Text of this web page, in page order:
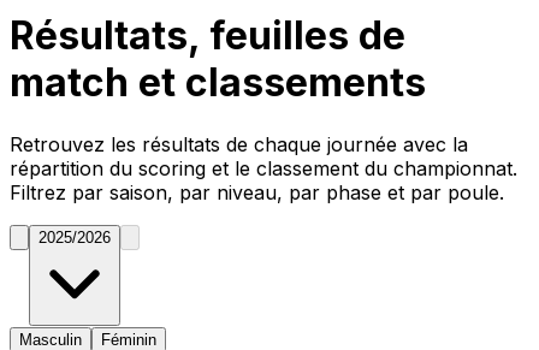
Résultats, feuilles de
match et classements
Retrouvez les résultats de chaque journée avec la
répartition du scoring et le classement du championnat.
Filtrez par saison, par niveau, par phase et par poule.
2025/2026
Masculin
Féminin